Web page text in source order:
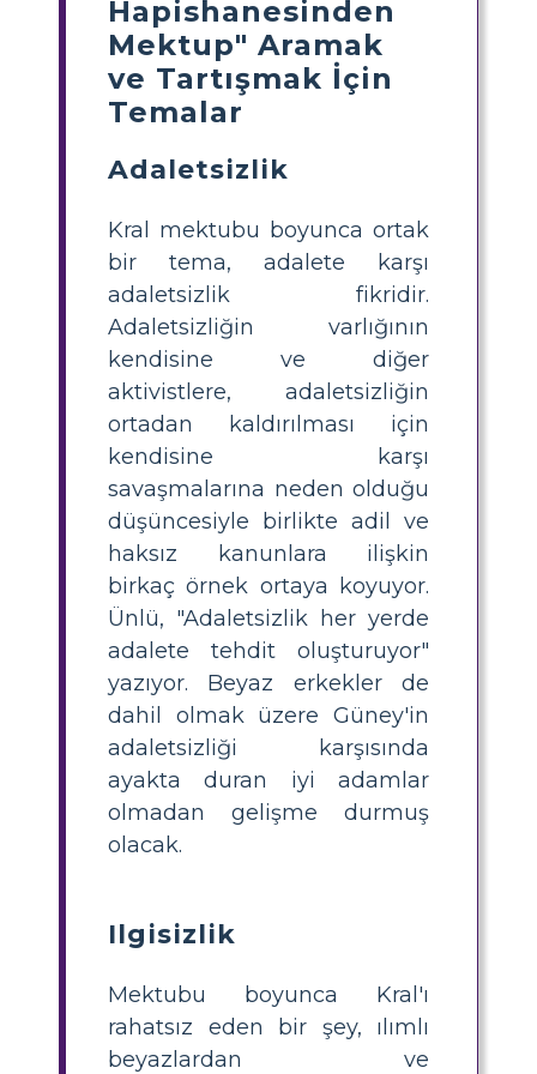
Hapishanesinden
Mektup" Aramak
ve Tartışmak İçin
Temalar
Adaletsizlik
Kral mektubu boyunca ortak
bir tema, adalete karşı
adaletsizlik fikridir.
Adaletsizliğin varlığının
kendisine ve diğer
aktivistlere, adaletsizliğin
ortadan kaldırılması için
kendisine karşı
savaşmalarına neden olduğu
düşüncesiyle birlikte adil ve
haksız kanunlara ilişkin
birkaç örnek ortaya koyuyor.
Ünlü, "Adaletsizlik her yerde
adalete tehdit oluşturuyor"
yazıyor. Beyaz erkekler de
dahil olmak üzere Güney'in
adaletsizliği karşısında
ayakta duran iyi adamlar
olmadan gelişme durmuş
olacak.
Ilgisizlik
Mektubu boyunca Kral'ı
rahatsız eden bir şey, ılımlı
beyazlardan ve